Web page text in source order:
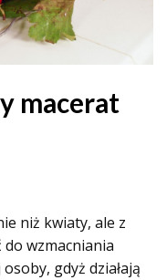
macerat
niż kwiaty, ale z
wzmacniania
gdyż działają